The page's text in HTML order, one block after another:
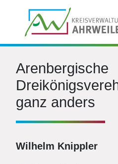
Arenbergische
ganz anders
Wilhelm Knippler